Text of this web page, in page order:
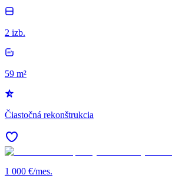
2 izb.
59 m²
Čiastočná rekonštrukcia
1 000 €/mes.